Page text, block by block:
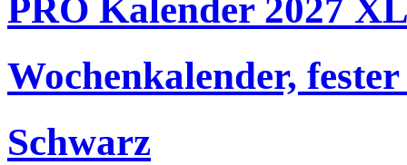
PRO Kalender 2027
Wochenkalender,
Schwarz